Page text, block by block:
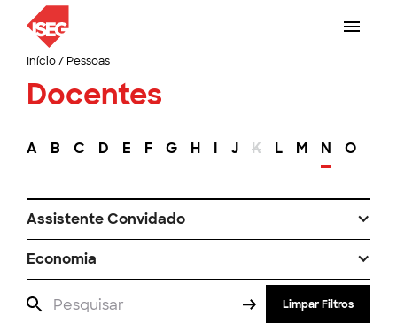
Início/ Pessoas
Docentes
A B C D E F G H I J K L M N O
Assistente Convidado
Economia
Limpar Filtros